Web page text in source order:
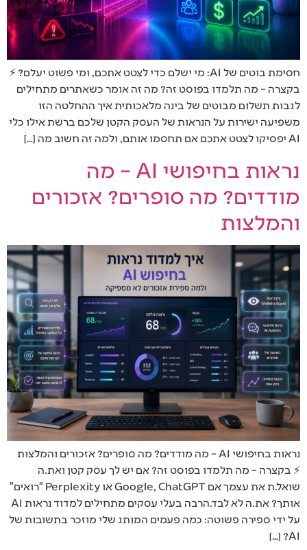
חסימת בוטים של AI: מי ישלם כדי לצטט אתכם, ומי פשוט יעלם? ⚡
בקצרה – מה תלמדו בפוסט זה? מה זה אומר כשאתרים מתחילים
לגבות תשלום מבוטים של בינה מלאכותית איך ההחלטה הזו
משפיעה ישירות על הנראות של העסק הקטן שלכם ברשת אילו כלי
AI יפסיקו לצטט אתכם אם תחסמו אותם, ולמה זה חשוב מה […]
נראות בחיפושי AI – מה
מודדים? מה סופרים? אזכורים
והמלצות
נראות בחיפושי AI – מה מודדים? מה סופרים? אזכורים והמלצות
⚡ בקצרה – מה תלמדו בפוסט זה? אם יש לך עסק קטן ואת.ה
שואל.ת את עצמך אם Google, ChatGPT או Perplexity "רואים"
אותך? את.ה לא לבד.הרבה בעלי עסקים מתחילים למדוד נראות AI
על ידי ספירה פשוטה: כמה פעמים המותג שלי מוזכר בתשובות של
AI? […]